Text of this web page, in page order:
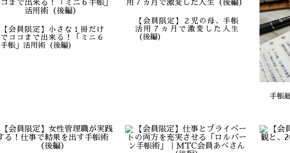
【会員限定】小さな１冊だけ
でココまで出来る！「ミニ６
手帳」活用術（後編）
【会員限定】２児の母、手帳
活用７ヵ月で激変した人生
（後編）
手帳